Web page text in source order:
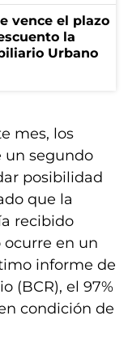
vence el plazo
la
Urbano
mes, los
un segundo
posibilidad
que la
recibido
ocurre en un
informe de
(BCR), el 97%
condición de